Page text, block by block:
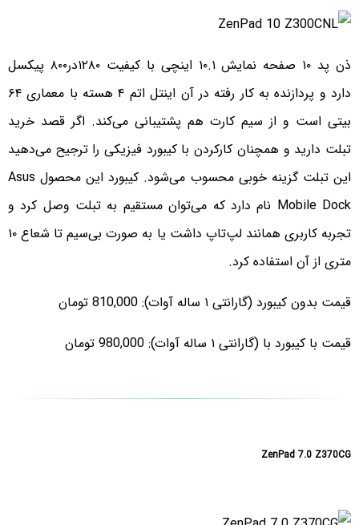
ذن پد ۱۰ صفحه نمایش ۱۰.۱ اینچی با کیفیت ۱۲۸۰در۸۰۰ پیکسل
دارد و پردازنده به کار رفته در آن اینتل اتم ۴ هسته با معماری ۶۴
بیتی است و از سیم کارت هم پشتیبانی می‌کند. اگر قصد خرید
تبلت دارید و همچنان کارکردن با کیبورد فیزیکی را ترجیح می‌دهید
این تبلت گزینه خوبی محسوب می‌شود. کیبورد این محصول Asus
Mobile Dock نام دارد که می‌توان مستقیم به تبلت وصل کرد و
تجربه کاربری همانند لپ‌تاپ داشت یا به صورت بی‌سیم تا شعاع ۱۰
متری از آن استفاده کرد.
قیمت بدون کیبورد (گارانتی ۱ ساله آوات): 810,000 تومان
قیمت با کیبورد با (گارانتی ۱ ساله آوات): 980,000 تومان
ZenPad 7.0 Z370CG